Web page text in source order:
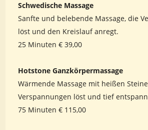
Schwedische Massage
Sanfte und belebende Massage, die
löst und den Kreislauf anregt.
25 Minuten € 39,00
Hotstone Ganzkörpermassage
Wärmende Massage mit heißen
Verspannungen löst und tief
75 Minuten € 115,00